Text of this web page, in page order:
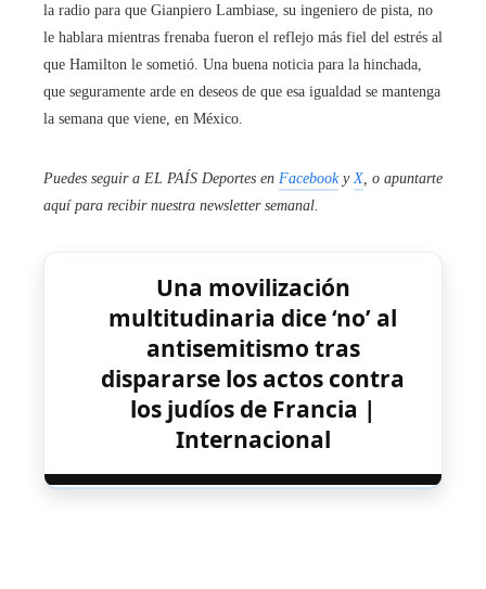
la radio para que Gianpiero Lambiase, su ingeniero de pista, no
le hablara mientras frenaba fueron el reflejo más fiel del estrés al
que Hamilton le sometió. Una buena noticia para la hinchada,
que seguramente arde en deseos de que esa igualdad se mantenga
la semana que viene, en México.
Puedes seguir a EL PAÍS Deportes en FacebookyX, o apuntarte
aquí para recibir nuestra newsletter semanal.
Una movilización
multitudinaria dice ‘no’ al
antisemitismo tras
dispararse los actos contra
los judíos de Francia |
Internacional